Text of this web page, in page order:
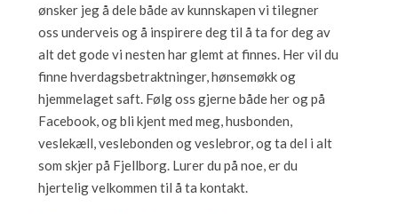
ønsker jeg å dele både av kunnskapen vi tilegner
oss underveis og å inspirere deg til å ta for deg av
alt det gode vi nesten har glemt at finnes. Her vil du
finne hverdagsbetraktninger, hønsemøkk og
hjemmelaget saft. Følg oss gjerne både her og på
Facebook, og bli kjent med meg, husbonden,
veslekæll, veslebonden og veslebror, og ta del i alt
som skjer på Fjellborg. Lurer du på noe, er du
hjertelig velkommen til å ta kontakt.